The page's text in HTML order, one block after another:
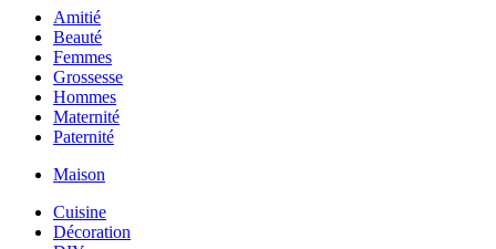
Amitié
Beauté
Femmes
Grossesse
Hommes
Maternité
Paternité
Maison
Cuisine
Décoration